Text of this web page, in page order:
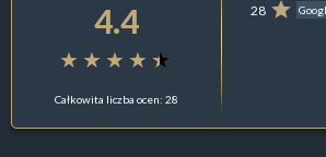
4.4
Całkowita liczba ocen: 28
28